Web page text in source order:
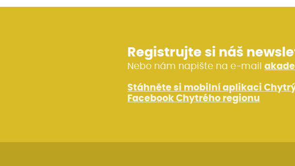
Registrujte si náš
Nebo nám napište na e-mail
Stáhněte si mobilní aplikaci
Facebook Chytrého regionu